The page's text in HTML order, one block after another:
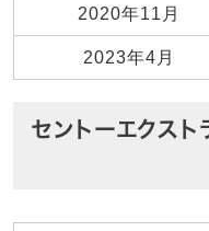
2020年11月
2023年4月
セントーエクス